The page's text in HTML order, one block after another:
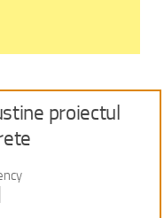
proiectul